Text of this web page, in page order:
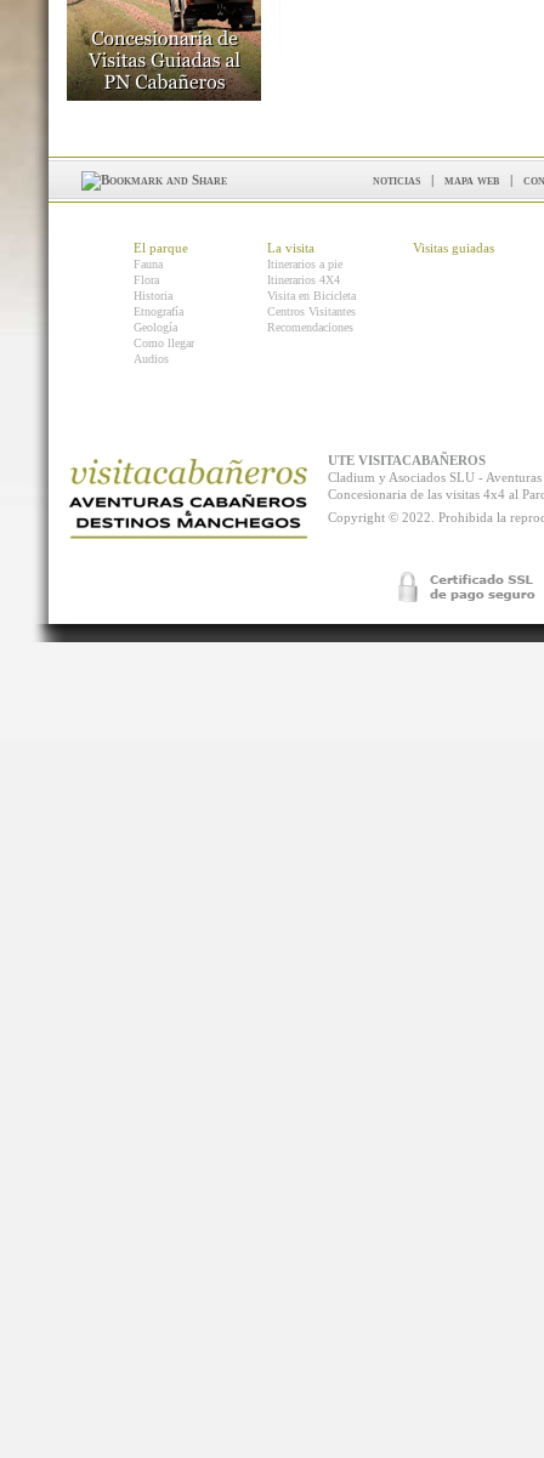
noticias | mapa web |
El parque
Fauna
Flora
Historia
Etnografía
Geología
Como llegar
Audios
La visita
Itinerarios a pie
Itinerarios 4X4
Visita en Bicicleta
Centros Visitantes
Recomendaciones
Visitas guiadas
UTE VISITACABAÑEROS
Cladium y Asociados SLU -
Concesionaria de las visitas 4x4 al
Copyright © 2022. Prohibida la